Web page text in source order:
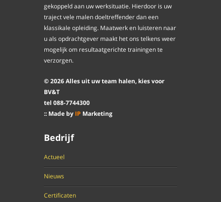
gekoppeld aan uw werksituatie. Hierdoor is uw
traject vele malen doeltreffender dan een
klassikale opleiding. Maatwerk en luisteren naar
u als opdrachtgever maakt het ons telkens weer
mogelijk om resultaatgerichte trainingen te
verzorgen.
©2026Alles uit uw team halen, kies voor
BV&T
tel 088-7744300
:: Made by IP Marketing
Bedrijf
Actueel
Nieuws
Certificaten